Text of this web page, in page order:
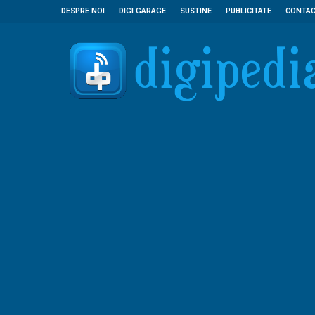
DESPRE NOI DIGI GARAGE SUSTINE PUBLICITATE